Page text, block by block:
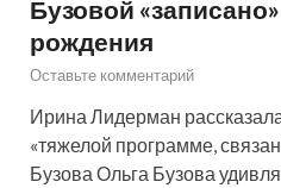
Бузовой
рождения
Оставьте комментарий
Ирина Лидерман
«тяжелой программе,
Бузова Ольга Бузова